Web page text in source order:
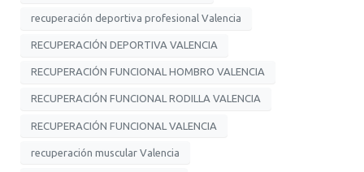
recuperación deportiva profesional Valencia
RECUPERACIÓN DEPORTIVA VALENCIA
RECUPERACIÓN FUNCIONAL HOMBRO VALENCIA
RECUPERACIÓN FUNCIONAL RODILLA VALENCIA
RECUPERACIÓN FUNCIONAL VALENCIA
recuperación muscular Valencia